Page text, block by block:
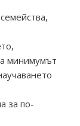
минимумът
за по-